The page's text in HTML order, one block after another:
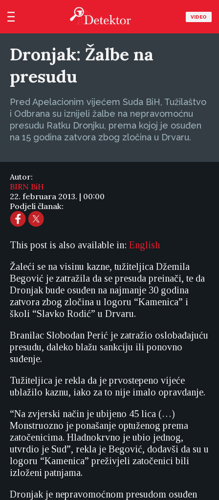
VIDEO
Dronjak: Žalbe na
presudu
Pred Apelacionim vijećem Suda BiH, Tužilaštvo
i Odbrana su iznijeli žalbe na nepravomoćnu
presudu Ratku Dronjku, prema kojoj je osuđen
na 15 godina zatvora zbog zločina u Drvaru.
Autor:
BIRN BiH
22. februara 2013. | 00:00
Podjeli članak:
This post is also available in: English
Žaleći se na visinu kazne, tužiteljica Džemila
Begović je zatražila da se presuda preinači, te da
Dronjak bude osuđen na najmanje 30 godina
zatvora zbog zločina u logoru “Kamenica” i
školi “Slavko Rodić” u Drvaru.
Branilac Slobodan Perić je zatražio oslobađajuću
presudu, daleko blažu sankciju ili ponovno
suđenje.
Tužiteljica je rekla da je prvostepeno vijeće
ublažilo kaznu, iako za to nije imalo opravdanje.
“Na zvjerski način je ubijeno 45 lica (…)
Monstruozno je ponašanje optuženog prema
zatočenicima. Hladnokrvno je ubio jednog,
utvrdio je Sud”, rekla je Begović, dodavši da su u
logoru “Kamenica” preživjeli zatočenici bili
izloženi patnjama.
Dronjak je nepravomoćnom presudom osuđen